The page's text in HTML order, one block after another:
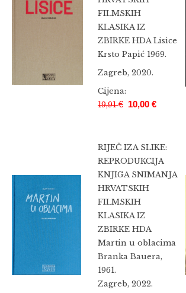
FILMSKIH
KLASIKA IZ
ZBIRKE HDA Lisice
Krsto Papić 1969.
Zagreb, 2020.
Cijena:
19,91€ 10,00 €
RIJEČ IZA SLIKE:
REPRODUKCIJA
KNJIGA SNIMANJA
HRVATSKIH
FILMSKIH
KLASIKA IZ
ZBIRKE HDA
Martin u oblacima
Branka Bauera,
1961.
Zagreb, 2022.